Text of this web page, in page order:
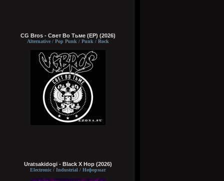
CG Bros - Свет Во Тьме (EP) (2026)
Alternative / Pop Punk / Punk / Rock
Uratsakidogi - Black X Hop (2026)
Electronic / Industrial / Неформат